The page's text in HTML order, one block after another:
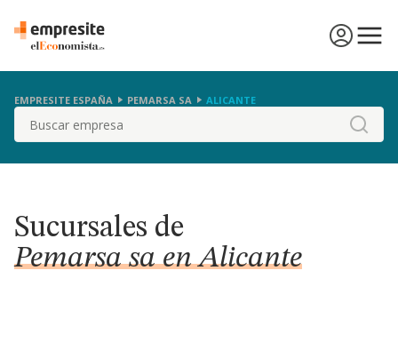
EMPRESITE ESPAÑA PEMARSA SA ALICANTE
Buscar
Sucursales de
Pemarsa sa en Alicante